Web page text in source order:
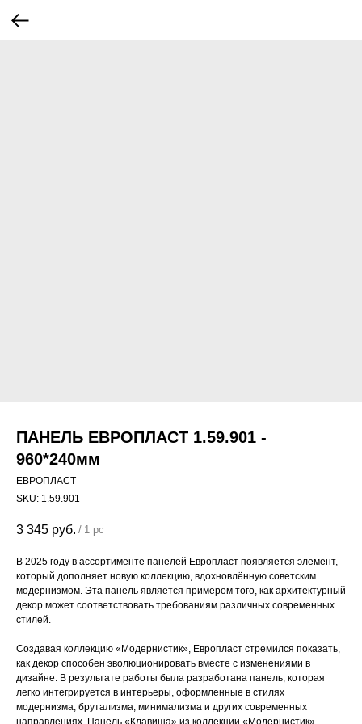
ПАНЕЛЬ ЕВРОПЛАСТ 1.59.901 -
960*240мм
ЕВРОПЛАСТ
SKU: 1.59.901
3 345 руб. / 1 pc
В 2025 году в ассортименте панелей Европласт появляется элемент,
который дополняет новую коллекцию, вдохновлённую советским
модернизмом. Эта панель является примером того, как архитектурный
декор может соответствовать требованиям различных современных
стилей.
Создавая коллекцию «Модернистик», Европласт стремился показать,
как декор способен эволюционировать вместе с изменениями в
дизайне. В результате работы была разработана панель, которая
легко интегрируется в интерьеры, оформленные в стилях
модернизма, брутализма, минимализма и других современных